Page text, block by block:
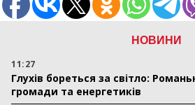
НОВИНИ
11:27
Глухів бореться за світло:
громади та енергетиків